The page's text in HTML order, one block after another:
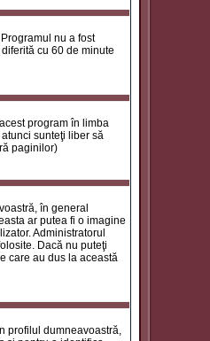
nu a fost
cu 60 de minute
program în limba
sunteţi liber să
paginilor)
în general
ar putea fi o imagine
Administratorul
Dacă nu puteţi
care au dus la această
profilul dumneavoastră,